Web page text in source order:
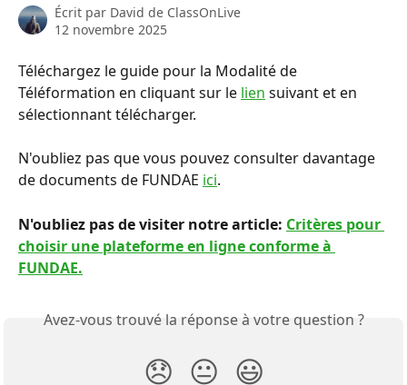
Écrit par David de ClassOnLive
12 novembre 2025
Téléchargez le guide pour la Modalité de
Téléformation en cliquant sur le lien suivant et en
sélectionnant télécharger.
N'oubliez pas que vous pouvez consulter davantage
de documents de FUNDAE ici.
N'oubliez pas de visiter notre article: Critères pour
choisir une plateforme en ligne conforme à
FUNDAE.
Avez-vous trouvé la réponse à votre question ?
😞 😐 😃